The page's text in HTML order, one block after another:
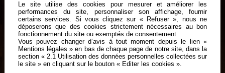
Crème fraiche, maroilles, emmental
Le site utilise des cookies pour mesurer et améliorer les
performances du site, personnaliser son affichage, fournir
certains services. Si vous cliquez sur « Refuser », nous ne
déposerons que des cookies strictement nécessaires au bon
fonctionnement du site ou exemptés de consentement.
Vous pouvez changer d’avis à tout moment depuis le lien «
Mentions légales » en bas de chaque page de notre site, dans la
section « 2.1 Utilisation des données personnelles collectées sur
le site » en cliquant sur le bouton « Editer les cookies ».